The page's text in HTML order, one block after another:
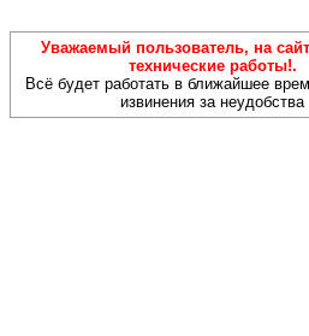
Уважаемый пользователь, на
технические работы!.
Всё будет работать в ближайшее
извинения за неудобства